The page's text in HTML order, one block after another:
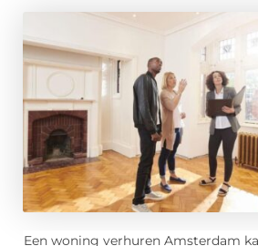
Een woning verhuren Amsterdam